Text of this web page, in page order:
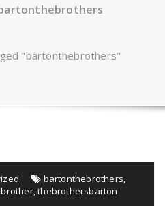
"bartonthebrothers"
bartonthebrothers
,thebrothersbarton